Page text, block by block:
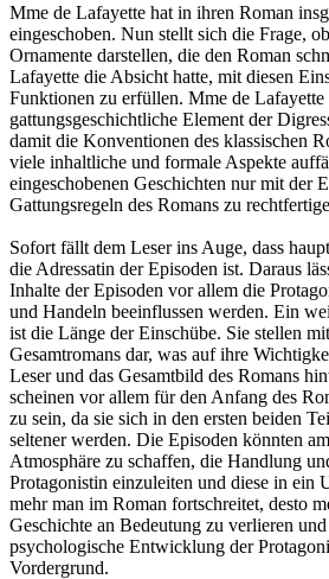
Mme de Lafayette hat in ihren Roman
eingeschoben. Nun stellt sich die Frage,
Ornamente darstellen, die den Roman
Lafayette die Absicht hatte, mit diesen
Funktionen zu erfüllen. Mme de Lafayette
gattungsgeschichtliche Element der
damit die Konventionen des klassischen
viele inhaltliche und formale Aspekte
eingeschobenen Geschichten nur mit der
Gattungsregeln des Romans zu
Sofort fällt dem Leser ins Auge, dass
die Adressatin der Episoden ist. Daraus
Inhalte der Episoden vor allem die
und Handeln beeinflussen werden. Ein
ist die Länge der Einschübe. Sie stellen
Gesamtromans dar, was auf ihre
Leser und das Gesamtbild des Romans
scheinen vor allem für den Anfang des
zu sein, da sie sich in den ersten beiden
seltener werden. Die Episoden könnten
Atmosphäre zu schaffen, die Handlung
Protagonistin einzuleiten und diese in ein
mehr man im Roman fortschreitet, desto
Geschichte an Bedeutung zu verlieren
psychologische Entwicklung der
Vordergrund.